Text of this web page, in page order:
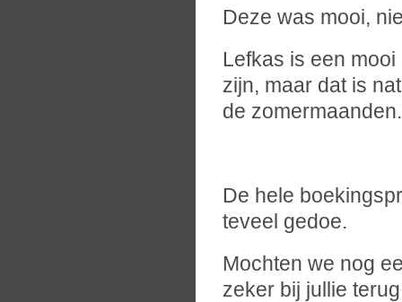
Deze was mooi,
Lefkas is een
zijn, maar dat is
de zomermaanden.
De hele
teveel gedoe.
Mochten we nog
zeker bij jullie